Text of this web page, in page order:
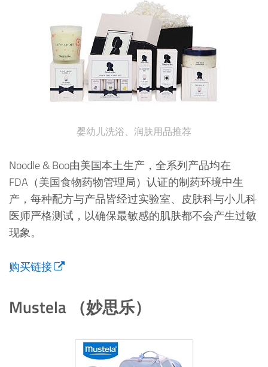
婴幼儿洗浴、润肤用品推荐
Noodle & Boo由美国本土生产，全系列产品均在
FDA（美国食物药物管理局）认证的制药环境中生
产，每种配方与产品皆经过实验室、皮肤科与小儿科
医师严格测试，以确保最敏感的肌肤都不会产生过敏
现象。
购买链接
Mustela （妙思乐）